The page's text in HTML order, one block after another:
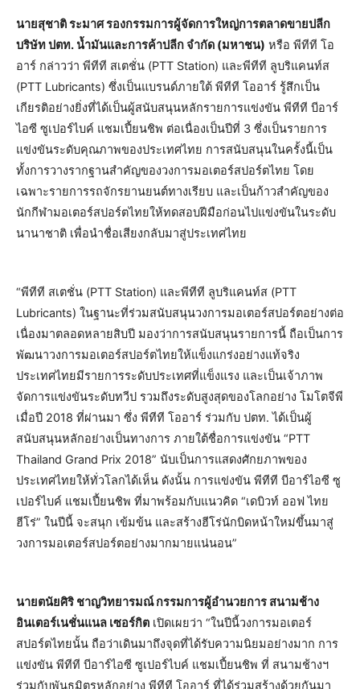
นายสุชาติ ระมาศ รองกรรมการผู้จัดการใหญ่การตลาดขายปลีก
บริษัท ปตท. น้ำมันและการค้าปลีก จำกัด (มหาชน) หรือ พีทีที โอ
อาร์ กล่าวว่า พีทีที สเตชั่น (PTT Station) และพีทีที ลูบริแคนท์ส
(PTT Lubricants) ซึ่งเป็นแบรนด์ภายใต้ พีทีที โออาร์ รู้สึกเป็น
เกียรติอย่างยิ่งที่ได้เป็นผู้สนับสนุนหลักรายการแข่งขัน พีทีที บีอาร์
ไอซี ซูเปอร์ไบค์ แชมเปี้ยนชิพ ต่อเนื่องเป็นปีที่ 3 ซึ่งเป็นรายการ
แข่งขันระดับคุณภาพของประเทศไทย การสนับสนุนในครั้งนี้เป็น
ทั้งการวางรากฐานสำคัญของวงการมอเตอร์สปอร์ตไทย โดย
เฉพาะรายการรถจักรยานยนต์ทางเรียบ และเป็นก้าวสำคัญของ
นักกีฬามอเตอร์สปอร์ตไทยให้ทดสอบฝีมือก่อนไปแข่งขันในระดับ
นานาชาติ เพื่อนำชื่อเสียงกลับมาสู่ประเทศไทย
“พีทีที สเตชั่น (PTT Station) และพีทีที ลูบริแคนท์ส (PTT
Lubricants) ในฐานะที่ร่วมสนับสนุนวงการมอเตอร์สปอร์ตอย่างต่อ
เนื่องมาตลอดหลายสิบปี มองว่าการสนับสนุนรายการนี้ ถือเป็นการ
พัฒนาวงการมอเตอร์สปอร์ตไทยให้แข็งแกร่งอย่างแท้จริง
ประเทศไทยมีรายการระดับประเทศที่แข็งแรง และเป็นเจ้าภาพ
จัดการแข่งขันระดับทวีป รวมถึงระดับสูงสุดของโลกอย่าง โมโตจีพี
เมื่อปี 2018 ที่ผ่านมา ซึ่ง พีทีที โออาร์ ร่วมกับ ปตท. ได้เป็นผู้
สนับสนุนหลักอย่างเป็นทางการ ภายใต้ชื่อการแข่งขัน “PTT
Thailand Grand Prix 2018” นับเป็นการแสดงศักยภาพของ
ประเทศไทยให้ทั่วโลกได้เห็น ดังนั้น การแข่งขัน พีทีที บีอาร์ไอซี ซู
เปอร์ไบค์ แชมเปี้ยนชิพ ที่มาพร้อมกับแนวคิด “เดบิวท์ ออฟ ไทย
ฮีโร่” ในปีนี้ จะสนุก เข้มข้น และสร้างฮีโร่นักบิดหน้าใหม่ขึ้นมาสู่
วงการมอเตอร์สปอร์ตอย่างมากมายแน่นอน”
นายตนัยศิริ ชาญวิทยารมณ์ กรรมการผู้อำนวยการ สนามช้าง
อินเตอร์เนชั่นแนล เซอร์กิต เปิดเผยว่า “ในปีนี้วงการมอเตอร์
สปอร์ตไทยนั้น ถือว่าเดินมาถึงจุดที่ได้รับความนิยมอย่างมาก การ
แข่งขัน พีทีที บีอาร์ไอซี ซูเปอร์ไบค์ แชมเปี้ยนชิพ ที่ สนามช้างฯ
ร่วมกับพันธมิตรหลักอย่าง พีทีที โออาร์ ที่ได้ร่วมสร้างด้วยกันมา